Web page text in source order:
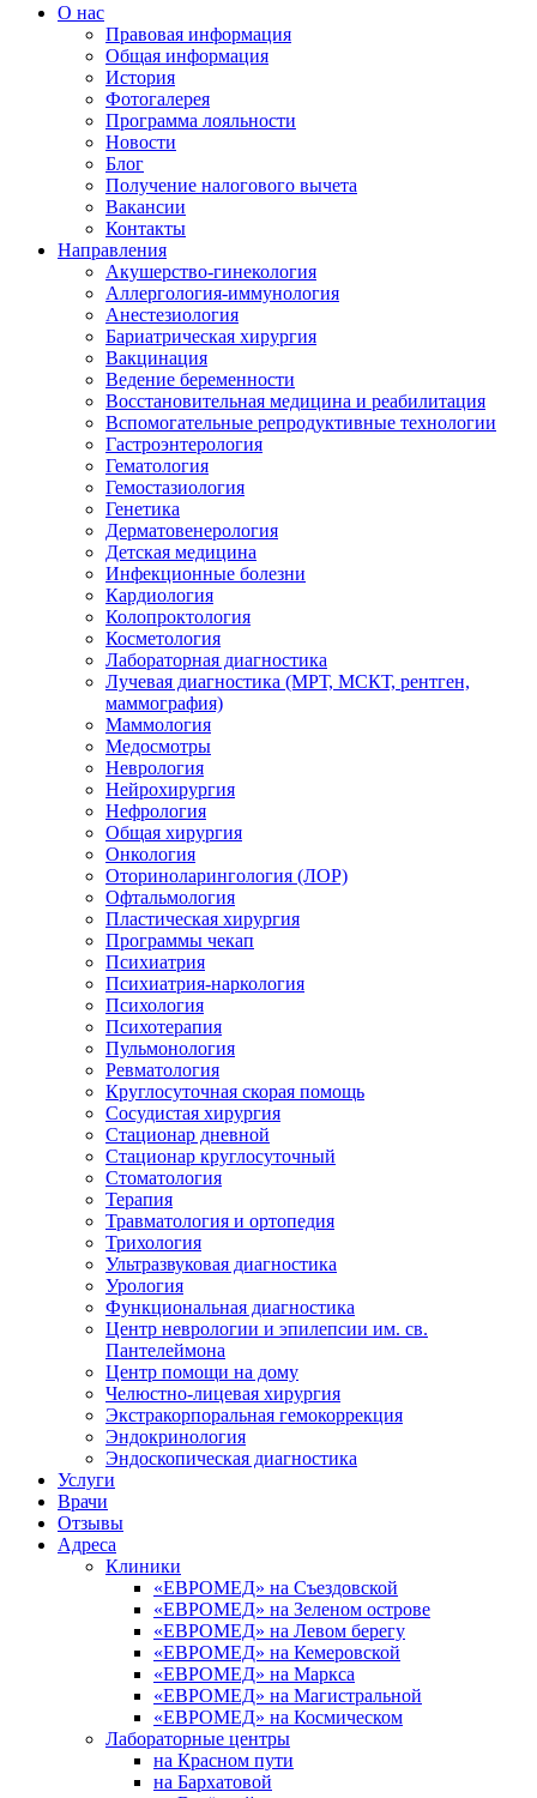
О нас
Правовая информация
Общая информация
История
Фотогалерея
Программа лояльности
Новости
Блог
Получение налогового вычета
Вакансии
Контакты
Направления
Акушерство-гинекология
Аллергология-иммунология
Анестезиология
Бариатрическая хирургия
Вакцинация
Ведение беременности
Восстановительная медицина и реабилитация
Вспомогательные репродуктивные технологии
Гастроэнтерология
Гематология
Гемостазиология
Генетика
Дерматовенерология
Детская медицина
Инфекционные болезни
Кардиология
Колопроктология
Косметология
Лабораторная диагностика
Лучевая диагностика (МРТ, МСКТ, рентген,
маммография)
Маммология
Медосмотры
Неврология
Нейрохирургия
Нефрология
Общая хирургия
Онкология
Оториноларингология (ЛОР)
Офтальмология
Пластическая хирургия
Программы чекап
Психиатрия
Психиатрия-наркология
Психология
Психотерапия
Пульмонология
Ревматология
Круглосуточная скорая помощь
Сосудистая хирургия
Стационар дневной
Стационар круглосуточный
Стоматология
Терапия
Травматология и ортопедия
Трихология
Ультразвуковая диагностика
Урология
Функциональная диагностика
Центр неврологии и эпилепсии им. св.
Пантелеймона
Центр помощи на дому
Челюстно-лицевая хирургия
Экстракорпоральная гемокоррекция
Эндокринология
Эндоскопическая диагностика
Услуги
Врачи
Отзывы
Адреса
Клиники
«ЕВРОМЕД» на Съездовской
«ЕВРОМЕД» на Зеленом острове
«ЕВРОМЕД» на Левом берегу
«ЕВРОМЕД» на Кемеровской
«ЕВРОМЕД» на Маркса
«ЕВРОМЕД» на Магистральной
«ЕВРОМЕД» на Космическом
Лабораторные центры
на Красном пути
на Бархатовой